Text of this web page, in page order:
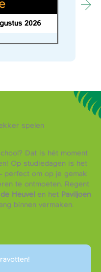
2026
spelen
Dat is hét moment
Op studiedagen is het
om op je gemak
te ontmoeten. Regent
Heuvelen het Paviljoen
binnen vermaken.